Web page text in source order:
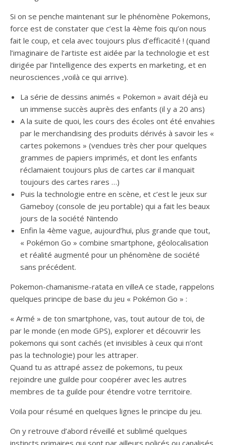
Si on se penche maintenant sur le phénomène Pokemons,
force est de constater que c’est la 4ème fois qu’on nous
fait le coup, et cela avec toujours plus d’efficacité ! (quand
l’imaginaire de l’artiste est aidée par la technologie et est
dirigée par l’intelligence des experts en marketing, et en
neurosciences ,voilà ce qui arrive).
La série de dessins animés « Pokemon » avait déjà eu
un immense succès auprès des enfants (il y a 20 ans)
A la suite de quoi, les cours des écoles ont été envahies
par le merchandising des produits dérivés à savoir les «
cartes pokemons » (vendues très cher pour quelques
grammes de papiers imprimés, et dont les enfants
réclamaient toujours plus de cartes car il manquait
toujours des cartes rares …)
Puis la technologie entre en scène, et c’est le jeux sur
Gameboy (console de jeu portable) qui a fait les beaux
jours de la société Nintendo
Enfin la 4ème vague, aujourd’hui, plus grande que tout,
« Pokémon Go » combine smartphone, géolocalisation
et réalité augmenté pour un phénomène de société
sans précédent.
Pokemon-chamanisme-ratata en villeA ce stade, rappelons
quelques principe de base du jeu « Pokémon Go » :
« Armé » de ton smartphone, vas, tout autour de toi, de
par le monde (en mode GPS), explorer et découvrir les
pokemons qui sont cachés (et invisibles à ceux qui n’ont
pas la technologie) pour les attraper.
Quand tu as attrapé assez de pokemons, tu peux
rejoindre une guilde pour coopérer avec les autres
membres de ta guilde pour étendre votre territoire.
Voila pour résumé en quelques lignes le principe du jeu.
On y retrouve d’abord réveillé et sublimé quelques
instincts primaires qui sont par ailleurs policés ou canalisés